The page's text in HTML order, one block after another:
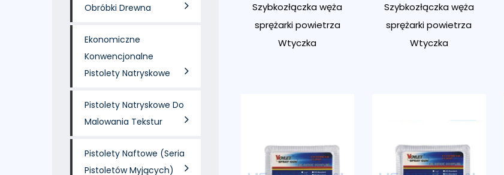
Obróbki Drewna
Ekonomiczne
Konwencjonalne
Pistolety Natryskowe
Pistolety Natryskowe Do
Malowania Tekstur
Pistolety Naftowe (seria
Pistoletów Myjących)
Szybkozłączka węża
sprężarki powietrza
Wtyczka
Szybkozłączka węża
sprężarki powietrza
Wtyczka